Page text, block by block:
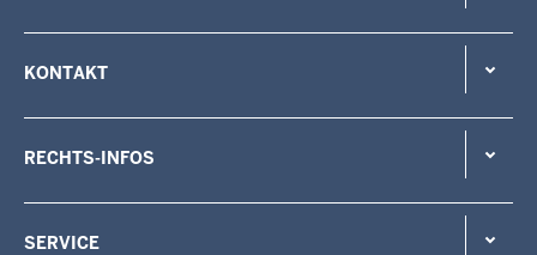
KONTAKT
RECHTS-INFOS
SERVICE